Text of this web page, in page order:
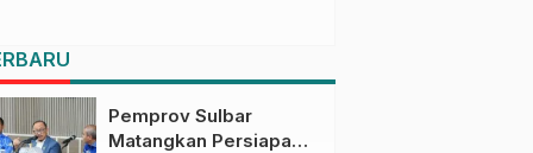
Pemprov Sulbar
Matangkan Persiapan